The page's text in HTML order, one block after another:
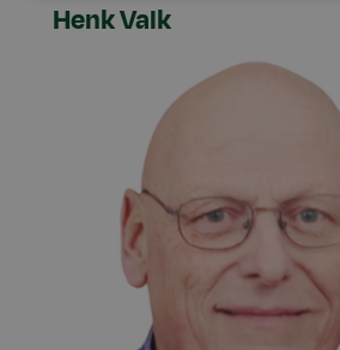
Henk Valk